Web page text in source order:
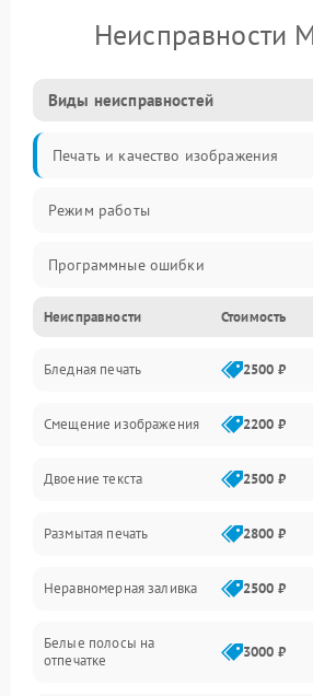
Неисправности
Виды неисправностей
Печать и качество изображения
Режим работы
Программные ошибки
Картриджи и расходники
Сканер и копирование
Механика и узлы
Программные сбои
Подключение и интерфейсы
Дисплей и органы управления
Изображение
Неисправности Стоимость
Бледная печать 2500 ₽
Смещение изображения 2200 ₽
Двоение текста 2500 ₽
Размытая печать 2800 ₽
Неравномерная заливка 2500 ₽
Белые полосы на
отпечатке
3000 ₽